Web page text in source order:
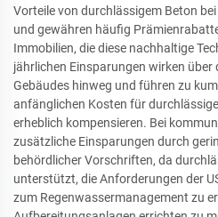
Vorteile von durchlässigem Beton
und gewähren häufig
Immobilien, die diese nachhaltige
jährlichen Einsparungen wirken über
Gebäudes hinweg und führen zu
anfänglichen Kosten für
erheblich kompensieren. Bei
zusätzliche Einsparungen durch
behördlicher Vorschriften, da
unterstützt, die Anforderungen der
zum Regenwassermanagement zu